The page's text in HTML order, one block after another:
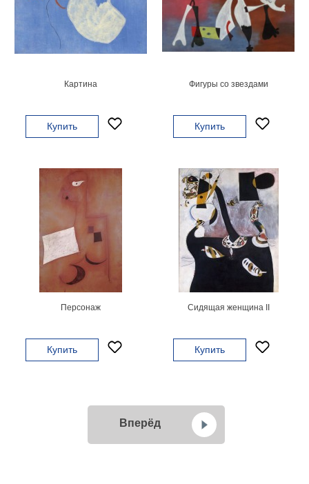
Картина
Купить
Фигуры со звездами
Купить
Персонаж
Купить
Сидящая женщина II
Купить
Вперёд